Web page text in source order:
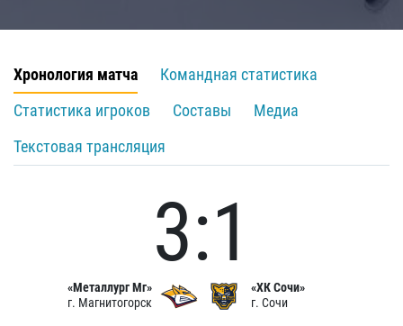
Хронология матча
Командная статистика
Статистика игроков
Составы
Медиа
Текстовая трансляция
«Металлург Мг»
г. Магнитогорск
3:1
«ХК Сочи»
г. Сочи